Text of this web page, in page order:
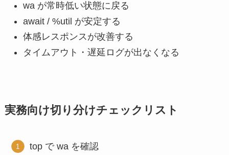
wa が常時低い状態に戻る
await / %util が安定する
体感レスポンスが改善する
タイムアウト・遅延ログが出なくなる
実務向け切り分けチェックリスト
top で wa を確認